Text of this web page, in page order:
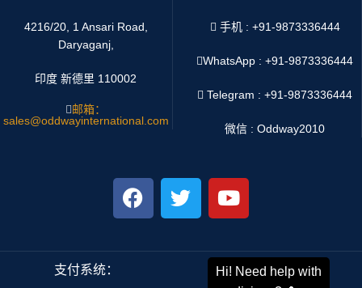
4216/20, 1 Ansari Road,
Daryaganj,
印度 新德里 110002
邮箱：
sales@oddwayinternational.com
手机 : +91-9873336444
WhatsApp :+91-9873336444
Telegram : +91-9873336444
微信 : Oddway2010
支付系统： 运输系统：